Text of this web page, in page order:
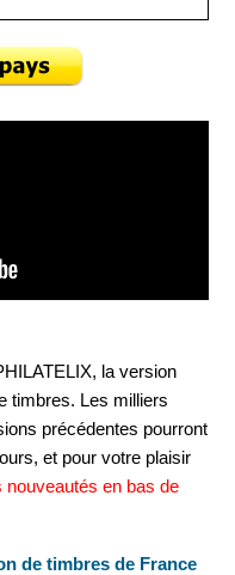
la version
timbres. Les milliers
précédentes pourront
et pour votre plaisir
en bas de
de timbres de France